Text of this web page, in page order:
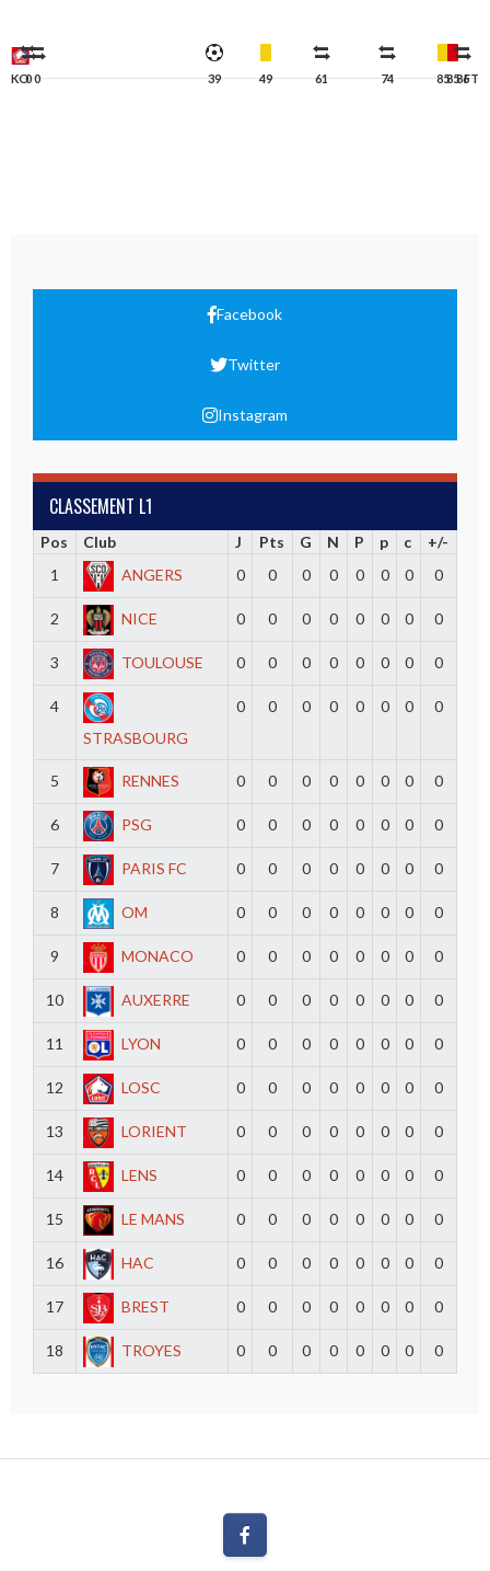
KO00 39 49 61 74 858586FT
Facebook
Twitter
Instagram
CLASSEMENT L1
Pos Club J Pts G N P p c
+/-
1
ANGERS 0 0 0 0 0 0 0 0
2 NICE 0 0 0 0 0 0 0 0
3 TOULOUSE 0 0 0 0 0 0 0 0
4
STRASBOURG
0 0 0 0 0 0 0 0
5 RENNES 0 0 0 0 0 0 0 0
6 PSG 0 0 0 0 0 0 0 0
7 PARIS FC 0 0 0 0 0 0 0 0
8 OM 0 0 0 0 0 0 0 0
9 MONACO 0 0 0 0 0 0 0 0
10 AUXERRE 0 0 0 0 0 0 0 0
11 LYON 0 0 0 0 0 0 0 0
12 LOSC 0 0 0 0 0 0 0 0
13 LORIENT 0 0 0 0 0 0 0 0
14 LENS 0 0 0 0 0 0 0 0
15 LE MANS 0 0 0 0 0 0 0 0
16 HAC 0 0 0 0 0 0 0 0
17 BREST 0 0 0 0 0 0 0 0
18 TROYES 0 0 0 0 0 0 0 0